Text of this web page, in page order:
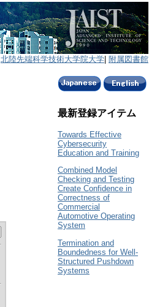
北陸先端科学技術大学院大学 附属図書館
最新登録アイテム
Towards Effective
Cybersecurity
Education and Training
Combined Model
Checking and Testing
Create Confidence in
Correctness of
Commercial
Automotive Operating
System
Termination and
Boundedness for Well-
Structured Pushdown
Systems